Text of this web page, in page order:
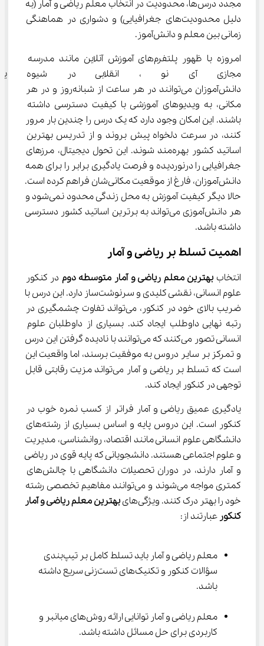
مجدد درس‌ها، محدودیت در انتخاب معلم ریاضی و آمار (به
دلیل محدودیت‌های جغرافیایی) و دشواری در هماهنگی
زمانی بین معلم و دانش‌آموز.
امروزه با ظهور پلتفرم‌های آموزش آنلاین مانند مدرسه
مجازی آی ‌نو ، انقلابی در
دانش‌آموزان می‌توانند در هر ساعت از شبانه‌روز و در هر
مکانی، به ویدیوهای آموزشی با کیفیت دسترسی داشته
باشند. این امکان وجود دارد که یک درس را چندین بار مرور
کنند، در سرعت دلخواه پیش بروند و از تدریس بهترین
اساتید کشور بهره‌مند شوند. این تحول دیجیتال، مرزهای
جغرافیایی را درنوردیده و فرصت یادگیری برابر را برای همه
دانش‌آموزان، فارغ از موقعیت مکانی‌شان فراهم کرده است.
حالا دیگر کیفیت آموزش به محل زندگی محدود نمی‌شود و
هر دانش‌آموزی می‌تواند به برترین اساتید کشور دسترسی
داشته باشد.
اهمیت تسلط بر ریاضی و آمار
انتخاب بهترین معلم ریاضی و آمار متوسطه دوم در کنکور
علوم انسانی، نقشی کلیدی و سرنوشت‌ساز دارد. این درس با
ضریب بالای خود در کنکور، می‌تواند تفاوت چشمگیری در
رتبه نهایی داوطلب ایجاد کند. بسیاری از داوطلبان علوم
انسانی تصور می‌کنند که می‌توانند با نادیده گرفتن این درس
و تمرکز بر سایر دروس به موفقیت برسند، اما واقعیت این
است که تسلط بر ریاضی و آمار می‌تواند مزیت رقابتی قابل
توجهی در کنکور ایجاد کند.
یادگیری عمیق ریاضی و آمار فراتر از کسب نمره خوب در
کنکور است. این دروس پایه و اساس بسیاری از رشته‌های
دانشگاهی علوم انسانی مانند اقتصاد، روانشناسی، مدیریت
و علوم اجتماعی هستند. دانشجویانی که پایه قوی در ریاضی
و آمار دارند، در دوران تحصیلات دانشگاهی با چالش‌های
کمتری مواجه می‌شوند و می‌توانند مفاهیم تخصصی رشته
خود را بهتر درک کنند. ویژگی‌های
بهترین معلم ریاضی و آمار
کنکور عبارتند از:
معلم ریاضی و آمار باید تسلط کامل بر تیپ‌بندی
سؤالات کنکور و تکنیک‌های تست‌زنی سریع داشته
باشد.
معلم ریاضی و آمار توانایی ارائه روش‌های میانبر و
کاربردی برای حل مسائل داشته باشد.